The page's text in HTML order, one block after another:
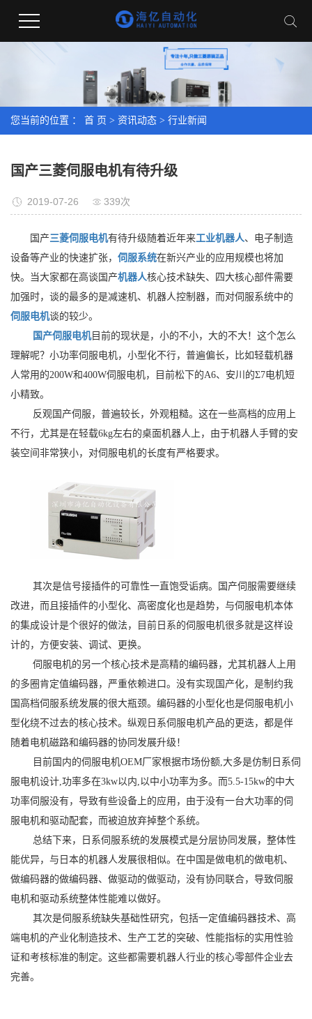
您当前的位置 ： 首 页 > 资讯动态 > 行业新闻
国产三菱伺服电机有待升级
2019-07-26 339次
国产三菱伺服电机有待升级随着近年来工业机器人、电子制造
设备等产业的快速扩张， 伺服系统在新兴产业的应用规模也将加
快。当大家都在高谈国产机器人核心技术缺失、四大核心部件需要
加强时，谈的最多的是减速机、机器人控制器，而对伺服系统中的
伺服电机谈的较少。
国产伺服电机目前的现状是，小的不小，大的不大！这个怎么
理解呢？小功率伺服电机，小型化不行，普遍偏长，比如轻载机器
人常用的200W和400W伺服电机，目前松下的A6、安川的Σ7电机短
小精致。
反观国产伺服，普遍较长，外观粗糙。这在一些高档的应用上
不行，尤其是在轻载6kg左右的桌面机器人上，由于机器人手臂的安
装空间非常狭小，对伺服电机的长度有严格要求。
其次是信号接插件的可靠性一直饱受诟病。国产伺服需要继续
改进，而且接插件的小型化、高密度化也是趋势，与伺服电机本体
的集成设计是个很好的做法，目前日系的伺服电机很多就是这样设
计的，方便安装、调试、更换。
伺服电机的另一个核心技术是高精的编码器，尤其机器人上用
的多圈肯定值编码器，严重依赖进口。没有实现国产化，是制约我
国高档伺服系统发展的很大瓶颈。编码器的小型化也是伺服电机小
型化绕不过去的核心技术。纵观日系伺服电机产品的更迭，都是伴
随着电机磁路和编码器的协同发展升级！
目前国内的伺服电机OEM厂家根据市场份额,大多是仿制日系伺
服电机设计,功率多在3kw以内,以中小功率为多。而5.5-15kw的中大
功率伺服没有，导致有些设备上的应用，由于没有一台大功率的伺
服电机和驱动配套，而被迫放弃掉整个系统。
总结下来，日系伺服系统的发展模式是分层协同发展，整体性
能优异，与日本的机器人发展很相似。在中国是做电机的做电机、
做编码器的做编码器、做驱动的做驱动，没有协同联合，导致伺服
电机和驱动系统整体性能难以做好。
其次是伺服系统缺失基础性研究，包括一定值编码器技术、高
端电机的产业化制造技术、生产工艺的突破、性能指标的实用性验
证和考核标准的制定。这些都需要机器人行业的核心零部件企业去
完善。